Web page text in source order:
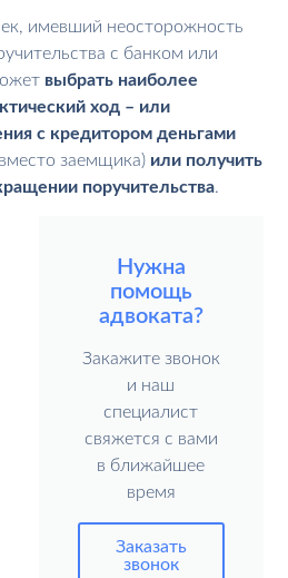
имевший неосторожность
с банком или
выбрать наиболее
ход – или
с кредитором деньгами
заемщика) или получить
поручительства.
Нужна
помощь
адвоката?
Закажите звонок
и наш
специалист
свяжется с вами
в ближайшее
время
Заказать
звонок